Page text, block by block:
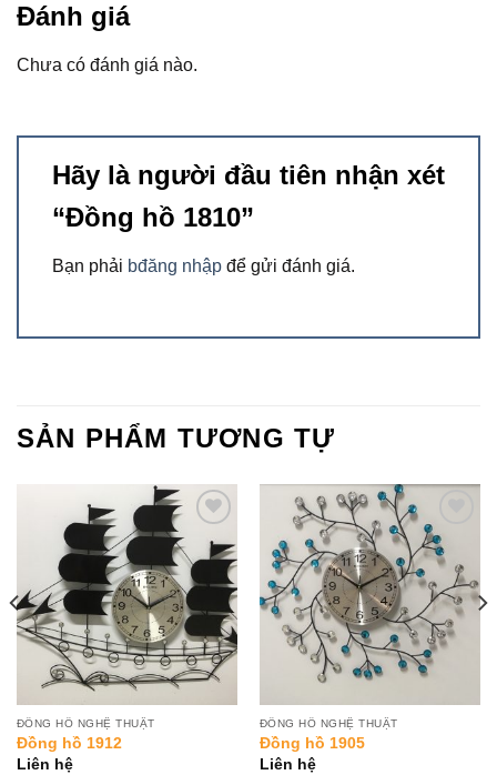
Đánh giá
Chưa có đánh giá nào.
Hãy là người đầu tiên nhận xét
“Đồng hồ 1810”
Bạn phải bđăng nhập để gửi đánh giá.
SẢN PHẨM TƯƠNG TỰ
Add to
Wishlist
ĐỒNG HỒ NGHỆ THUẬT
Đồng hồ 1912
Liên hệ
Add to
Wishlist
ĐỒNG HỒ NGHỆ THUẬT
Đồng hồ 1905
Liên hệ